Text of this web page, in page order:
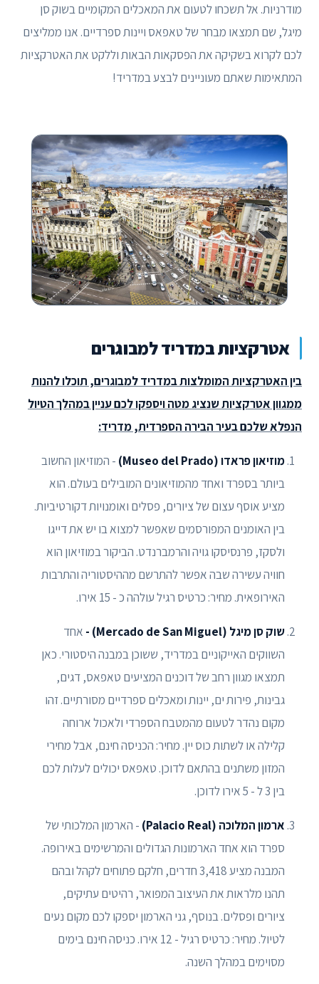
מודרניות. אל תשכחו לטעום את המאכלים המקומיים בשוק סן
מיגל, שם תמצאו מבחר של טאפאס ויינות ספרדיים. אנו ממליצים
לכם לקרוא בשקיקה את הפסקאות הבאות וללקט את האטרקציות
המתאימות שאתם מעוניינים לבצע במדריד!
אטרקציות במדריד למבוגרים
בין האטרקציות המומלצות במדריד למבוגרים, תוכלו להנות
ממגוון אטרקציות שנציג מטה ויספקו לכם עניין במהלך הטיול
הנפלא שלכם בעיר הבירה הספרדית, מדריד:
מוזיאון פראדו (Museo del Prado)
- המוזיאון החשוב
ביותר בספרד ואחד מהמוזיאונים המובילים בעולם. הוא
מציע אוסף עצום של ציורים, פסלים ואומנויות דקורטיביות.
בין האומנים המפורסמים שאפשר למצוא בו יש את דייגו
ולסקז, פרנסיסקו גויה והרמברנדט. הביקור במוזיאון הוא
חוויה עשירה שבה אפשר להתרשם מההיסטוריה והתרבות
האירופאית. מחיר: כרטיס רגיל עולהה כ - 15 אירו.
שוק סן מיגל (Mercado de San Miguel) -
אחד
השווקים האייקוניים במדריד, ששוכן במבנה היסטורי. כאן
תמצאו מגוון רחב של דוכנים המציעים טאפאס, דגים,
גבינות, פירות ים, יינות ומאכלים ספרדיים מסורתיים. זהו
מקום נהדר לטעום מהמטבח הספרדי ולאכול ארוחה
קלילה או לשתות כוס יין. מחיר: הכניסה חינם, אבל מחירי
המזון משתנים בהתאם לדוכן. טאפאס יכולים לעלות לכם
בין 3 ל - 5 אירו לדוכן.
ארמון המלוכה (Palacio Real)
- הארמון המלכותי של
ספרד הוא אחד הארמונות הגדולים והמרשימים באירופה.
המבנה מציע 3,418 חדרים, חלקם פתוחים לקהל ובהם
תהנו מלראות את העיצוב המפואר, רהיטים עתיקים,
ציורים ופסלים. בנוסף, גני הארמון יספקו לכם מקום נעים
לטיול. מחיר: כרטיס רגיל - 12 אירו. כניסה חינם בימים
מסוימים במהלך השנה.